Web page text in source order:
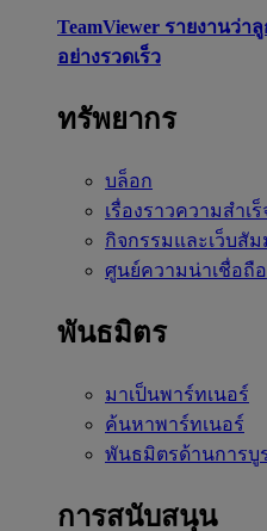
TeamViewer รายงานว่
อย่างรวดเร็ว
ทรัพยากร
บล็อก
เรื่องราวความสำเร็
กิจกรรมและเว็บสั
ศูนย์ความน่าเชื่อถือ
พันธมิตร
มาเป็นพาร์ทเนอร์
ค้นหาพาร์ทเนอร์
พันธมิตรด้านการบู
การสนับสนุน